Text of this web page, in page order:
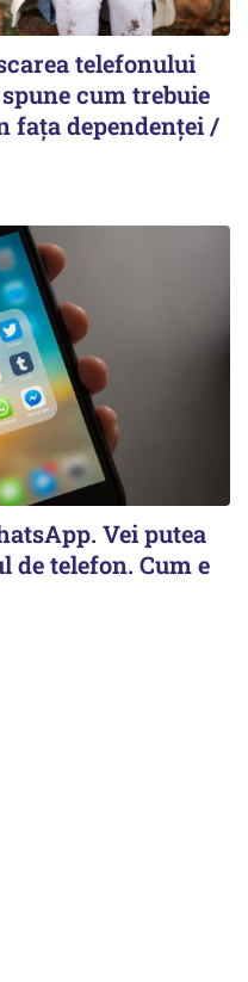
telefonului
cum trebuie
fața dependenței /
Vei putea
de telefon. Cum e